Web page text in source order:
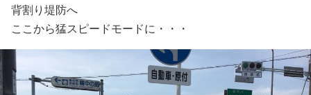
背割り堤防へ
ここから猛スピードモードに・・・